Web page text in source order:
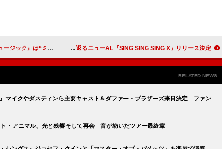
リマスター上映前に石丸幹二らコメント ベリーグッドマン、初心に立ち返るニューAL『SING SING SING X』リリース決定
RELATED NEWS
』マイクやダスティンら主要キャスト＆ダファー・ブラザーズ来日決定 ファン
・アニマル、光と残響そして再会 音が紡いだツアー最終章